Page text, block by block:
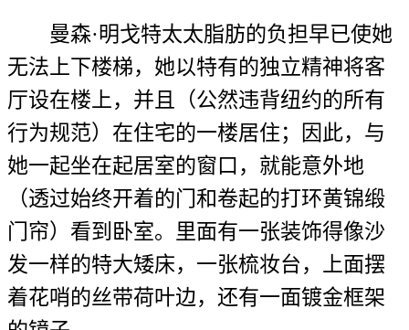
曼森·明戈特太太脂肪的负担早已使她
无法上下楼梯，她以特有的独立精神将客
厅设在楼上，并且（公然违背纽约的所有
行为规范）在住宅的一楼居住；因此，与
她一起坐在起居室的窗口，就能意外地
（透过始终开着的门和卷起的打环黄锦缎
门帘）看到卧室。里面有一张装饰得像沙
发一样的特大矮床，一张梳妆台，上面摆
着花哨的丝带荷叶边，还有一面镀金框架